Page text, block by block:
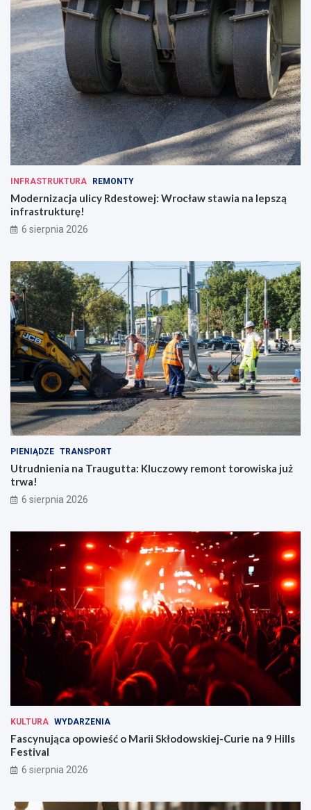
INFRASTRUKTURA REMONTY
Modernizacja ulicy Rdestowej: Wrocław stawia na lepszą
infrastrukturę!
6 sierpnia 2026
PIENIĄDZE TRANSPORT
Utrudnienia na Traugutta: Kluczowy remont torowiska już
trwa!
6 sierpnia 2026
KULTURA WYDARZENIA
Fascynująca opowieść o Marii Skłodowskiej-Curie na 9 Hills
Festival
6 sierpnia 2026